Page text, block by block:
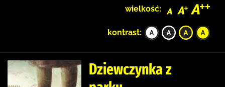
wielkość:
kontrast:
Dziewczynka z